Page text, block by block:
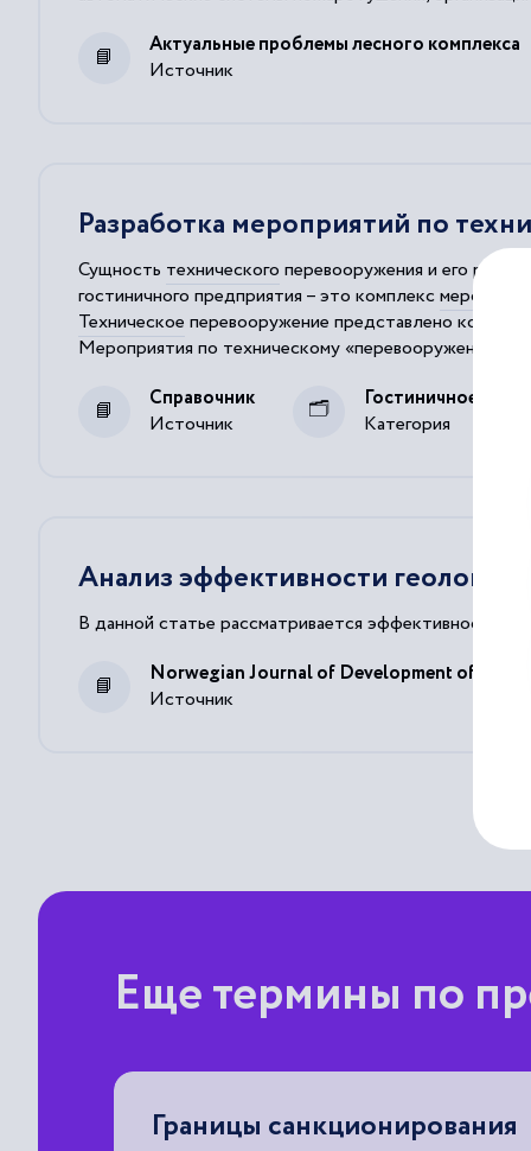
Источник
Актуальные проблемы лесного комплекса
Разработка мероприятий по
Сущность технического перевооружения и его роль в
гостиничного предприятия – это комплекс
Техническое перевооружение представлено
Мероприятия по техническому «перевооружению»
перевооружение реализуется обычно по
Источник
Справочник
Категория
Гостиничное дело
Анализ эффективности геолого-
В данной статье рассматривается эффективность
Источник
Norwegian Journal of Development of the
Еще термины по
Естественные угрозы